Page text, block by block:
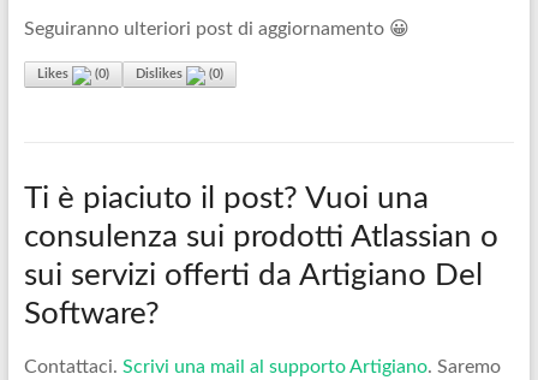
Seguiranno ulteriori post di aggiornamento 😀
Likes (0) Dislikes (0)
Ti è piaciuto il post? Vuoi una
consulenza sui prodotti Atlassian o
sui servizi offerti da Artigiano Del
Software?
Contattaci. Scrivi una mail al supporto Artigiano. Saremo